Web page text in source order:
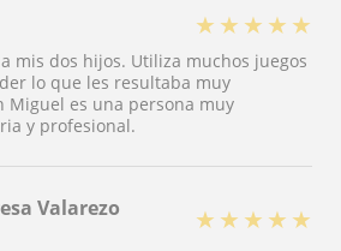
★ ★ ★ ★ ★
mis dos hijos. Utiliza muchos juegos
lo que les resultaba muy
Miguel es una persona muy
y profesional.
Valarezo
★ ★ ★ ★ ★